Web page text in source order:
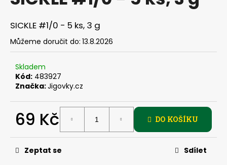
z
5
hvězdiček.
SICKLE #1/0 - 5 ks, 3 g
Můžeme doručit do: 13.8.2026
Skladem
Kód: 483927
Značka:Jigovky.cz
69 Kč
cena:
DO KOŠÍKU
Zeptat se Sdílet
j
í
t
?
HLEDAT